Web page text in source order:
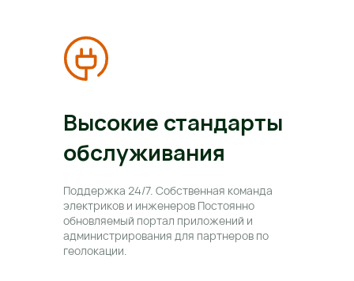
Высокие стандарты
обслуживания
Поддержка 24/7. Собственная команда
электриков и инженеров Постоянно
обновляемый портал приложений и
администрирования для партнеров по
геолокации.